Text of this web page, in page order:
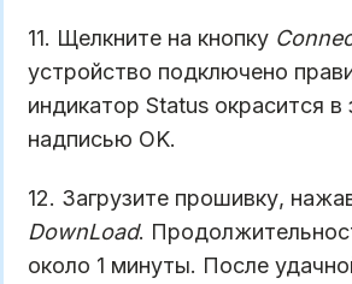
11. Щелкните на кнопку
устройство подключено
индикатор Status окрасится в
надписью OK.
12. Загрузите прошивку,
DownLoad.
около 1 минуты. После